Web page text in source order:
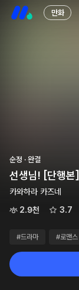
만화
순정 · 완결
선생님! [단행본]
카와하라 카즈네
2.9천
3.7
#드라마 #로맨스